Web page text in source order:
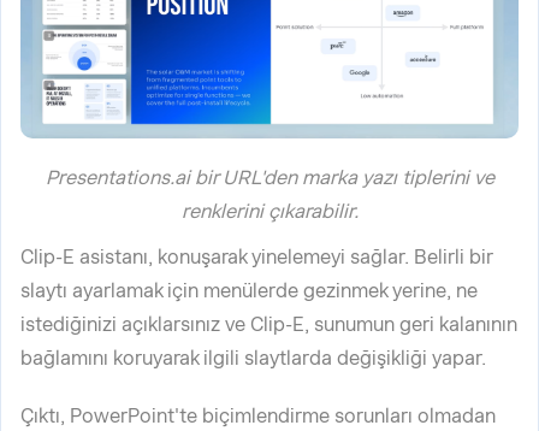
Presentations.ai bir URL'den marka yazı tiplerini ve
renklerini çıkarabilir.
Clip-E asistanı, konuşarak yinelemeyi sağlar. Belirli bir
slaytı ayarlamak için menülerde gezinmek yerine, ne
istediğinizi açıklarsınız ve Clip-E, sunumun geri kalanının
bağlamını koruyarak ilgili slaytlarda değişikliği yapar.
Çıktı, PowerPoint'te biçimlendirme sorunları olmadan